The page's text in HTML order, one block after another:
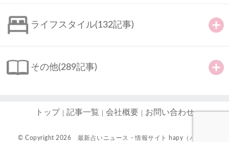
ライフスタイル(132記事)
その他(289記事)
トップ 記事一覧 会社概要 お問い合わせ
© Copyright 2026 最新占いニュース・情報サイト hapy（ハピ）-